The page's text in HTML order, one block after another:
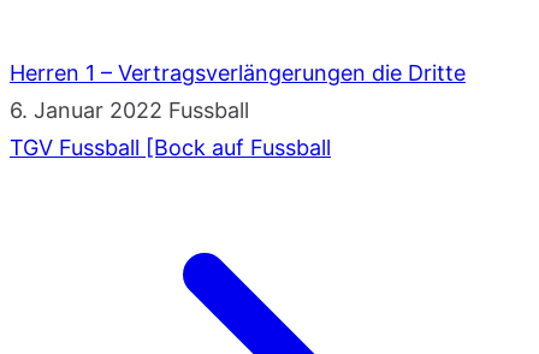
Herren 1 – Vertragsverlängerungen die Dritte
6. Januar 2022 Fussball
TGV Fussball [Bock auf Fussball